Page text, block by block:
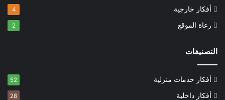
أفكار خارجية 4
رعاة الموقع 2
التصنيفات
أفكار خدمات منزلية 52
أفكار داخلية 28